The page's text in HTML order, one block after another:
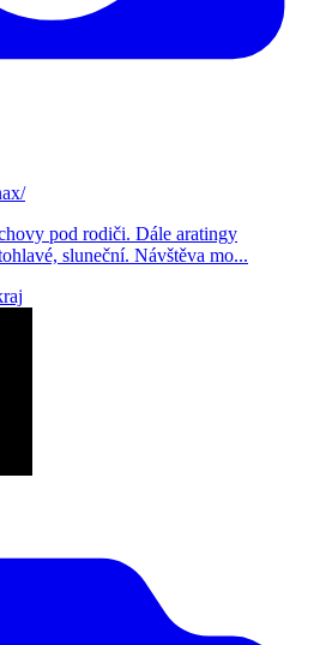
pod rodiči. Dále aratingy
sluneční. Návštěva mo...